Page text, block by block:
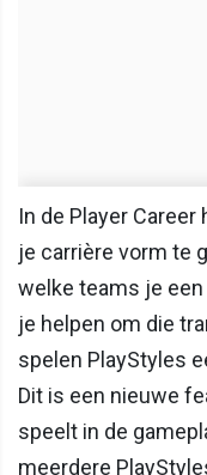
In de Player
je carrière vorm te
welke teams je
je helpen om die
spelen PlayStyles
Dit is een nieuwe
speelt in de
meerdere